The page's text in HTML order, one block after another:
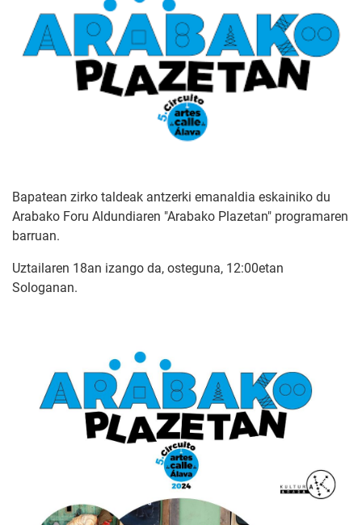
Bapatean zirko taldeak antzerki emanaldia eskainiko du
Arabako Foru Aldundiaren "Arabako Plazetan" programaren
barruan.
Uztailaren 18an izango da, osteguna, 12:00etan
Sologanan.